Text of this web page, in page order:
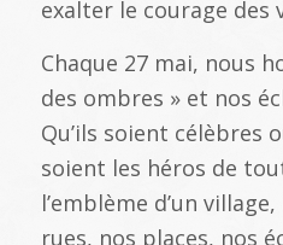
exalter le courage des
Chaque 27 mai, nous
des ombres » et nos
Qu’ils soient célèbres
soient les héros de
l’emblème d’un
rues, nos places, nos